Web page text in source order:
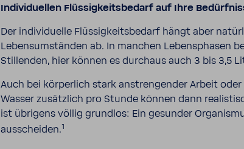
Indi­vi­du­ellen Flüs­sig­keits­be­darf auf Ihre
Der indi­vi­du­elle Flüs­sig­keits­be­darf hängt aber
Lebens­um­ständen ab. In manchen Lebens­phasen
Stil­lenden, hier können es durchaus auch 3 bis 3,5
Auch bei körper­lich stark anstren­gender Arbeit
Wasser zusätz­lich pro Stunde können dann
ist übri­gens völlig grundlos: Ein gesunder
ausscheiden.1